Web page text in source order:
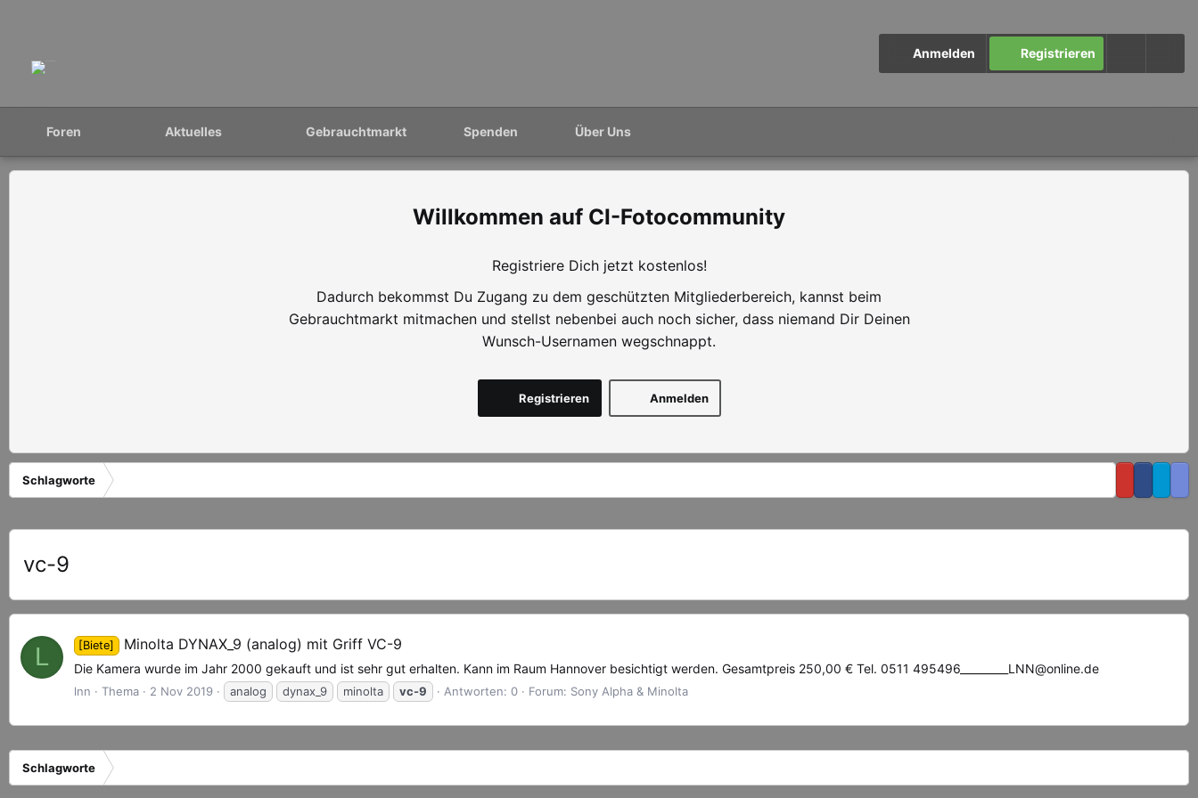
Anmelden Registrieren
Foren Aktuelles Gebrauchtmarkt Spenden Über Uns
CI-Fotocommunity
Registriere Dich jetzt kostenlos!
Dadurch bekommst Du Zugang zu dem geschützten Mitgliederbereich, kannst beim
Gebrauchtmarkt mitmachen und stellst nebenbei auch noch sicher, dass niemand Dir Deinen
Wunsch-Usernamen wegschnappt.
Anmelden
Registrieren
Schlagworte
vc-9
L [Biete] Minolta DYNAX_9 (analog) mit Griff VC-9
Die Kamera wurde im Jahr 2000 gekauft und ist sehr gut erhalten. Kann im Raum Hannover besichtigt werden. Gesamtpreis 250,00 € Tel. 0511 495496_________LNN@online.de
lnn Thema 2 Nov 2019 analog dynax_9 minolta vc-9 Antworten: 0 Forum: Sony Alpha & Minolta
Schlagworte